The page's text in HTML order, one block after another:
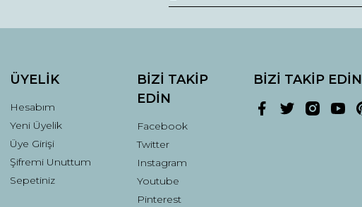
Gönder
ÜYELİK
Hesabım
Yeni Üyelik
Üye Girişi
Şifremi Unuttum
Sepetiniz
BİZİ TAKİP
EDİN
Facebook
Twitter
Instagram
Youtube
Pinterest
BİZİ TAKİP EDİN